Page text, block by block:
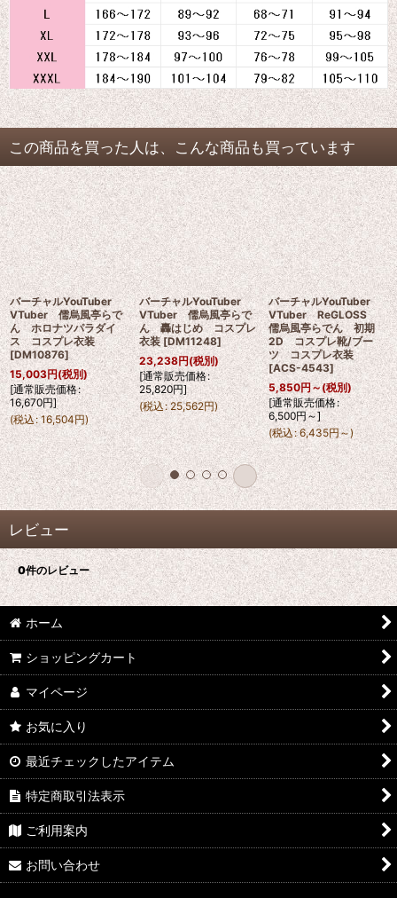
この商品を買った人は、こんな商品も買っています
バーチャルYouTuber
VTuber 儒烏風亭らで
ん ホロナツパラダイ
ス コスプレ衣装
[DM10876]
15,003円(税別)
[通常販売価格:
16,670円]
(税込: 16,504円)
バーチャルYouTuber
VTuber 儒烏風亭らで
ん 轟はじめ コスプレ
衣装 [DM11248]
23,238円(税別)
[通常販売価格:
25,820円]
(税込: 25,562円)
バーチャルYouTuber
VTuber ReGLOSS
儒烏風亭らでん 初期
2D コスプレ靴/ブー
ツ コスプレ衣装
[ACS-4543]
5,850円～(税別)
[通常販売価格:
6,500円～]
(税込: 6,435円～)
レビュー
0件のレビュー
ホーム
ショッピングカート
マイページ
お気に入り
最近チェックしたアイテム
特定商取引法表示
ご利用案内
お問い合わせ